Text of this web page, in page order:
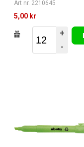
Art nr. 2210645
5,00 kr
+
-